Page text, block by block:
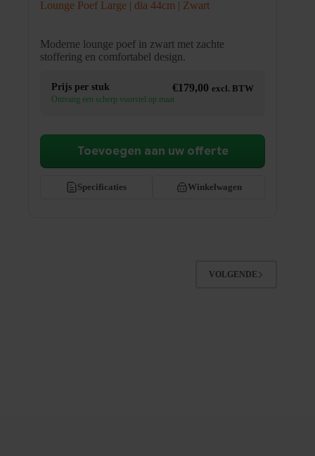
Lounge Poef Large | dia 44cm | Zwart
Moderne lounge poef in zwart met zachte
stoffering en comfortabel design.
Prijs per stuk €179,00 excl. BTW
Ontvang een scherp voorstel op maat
Specificaties Winkelwagen
Toevoegen aan uw offerte
VOLGENDE